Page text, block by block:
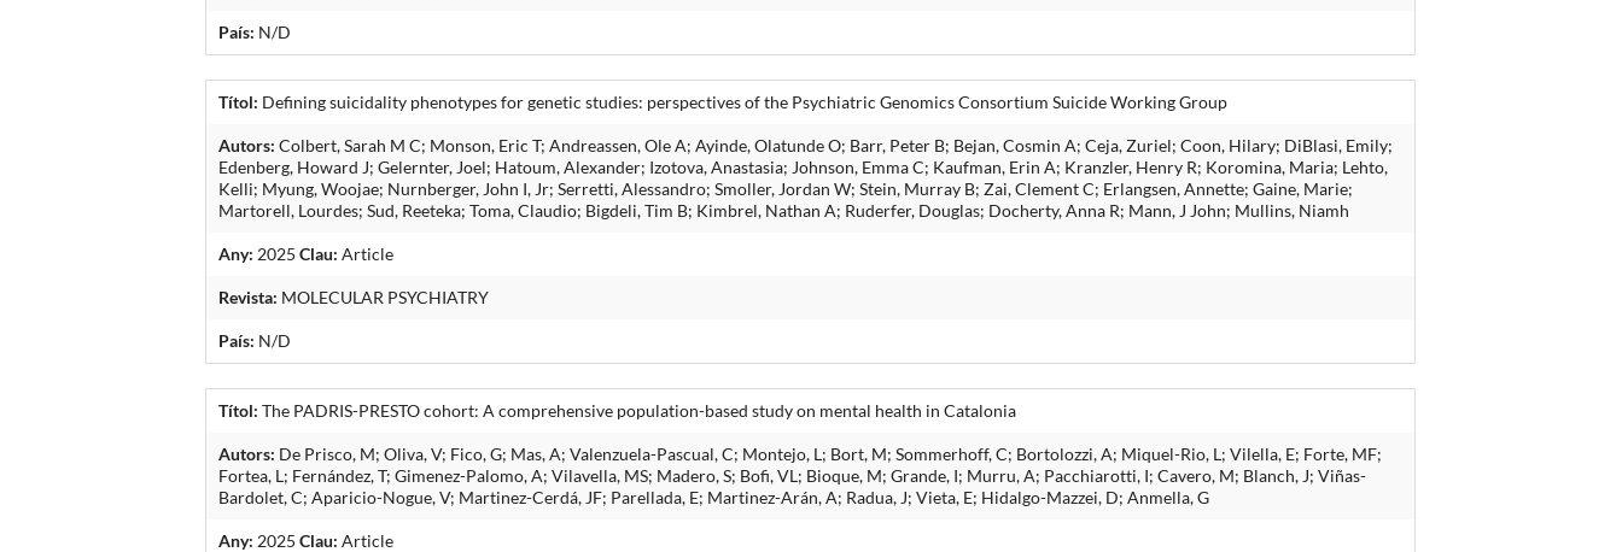
País: N/D
Títol: Defining suicidality phenotypes for genetic studies: perspectives of the Psychiatric Genomics Consortium Suicide Working Group
Autors: Colbert, Sarah M C; Monson, Eric T; Andreassen, Ole A; Ayinde, Olatunde O; Barr, Peter B; Bejan, Cosmin A; Ceja, Zuriel; Coon, Hilary; DiBlasi, Emily;
Edenberg, Howard J; Gelernter, Joel; Hatoum, Alexander; Izotova, Anastasia; Johnson, Emma C; Kaufman, Erin A; Kranzler, Henry R; Koromina, Maria; Lehto,
Kelli; Myung, Woojae; Nurnberger, John I, Jr; Serretti, Alessandro; Smoller, Jordan W; Stein, Murray B; Zai, Clement C; Erlangsen, Annette; Gaine, Marie;
Martorell, Lourdes; Sud, Reeteka; Toma, Claudio; Bigdeli, Tim B; Kimbrel, Nathan A; Ruderfer, Douglas; Docherty, Anna R; Mann, J John; Mullins, Niamh
Any: 2025Clau: Article
Revista: MOLECULAR PSYCHIATRY
País: N/D
Títol: The PADRIS-PRESTO cohort: A comprehensive population-based study on mental health in Catalonia
Autors: De Prisco, M; Oliva, V; Fico, G; Mas, A; Valenzuela-Pascual, C; Montejo, L; Bort, M; Sommerhoff, C; Bortolozzi, A; Miquel-Rio, L; Vilella, E; Forte, MF;
Fortea, L; Fernández, T; Gimenez-Palomo, A; Vilavella, MS; Madero, S; Bofi, VL; Bioque, M; Grande, I; Murru, A; Pacchiarotti, I; Cavero, M; Blanch, J; Viñas-
Bardolet, C; Aparicio-Nogue, V; Martinez-Cerdá, JF; Parellada, E; Martinez-Arán, A; Radua, J; Vieta, E; Hidalgo-Mazzei, D; Anmella, G
Any: 2025Clau: Article